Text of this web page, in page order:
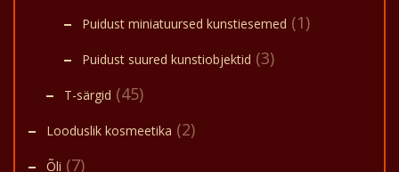
Puidust miniatuursed kunstiesemed (1)
Puidust suured kunstiobjektid (3)
T-särgid (45)
Looduslik kosmeetika (2)
Õli (7)